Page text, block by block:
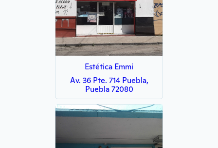
Estética Emmi
Av. 36 Pte. 714 Puebla,
Puebla 72080